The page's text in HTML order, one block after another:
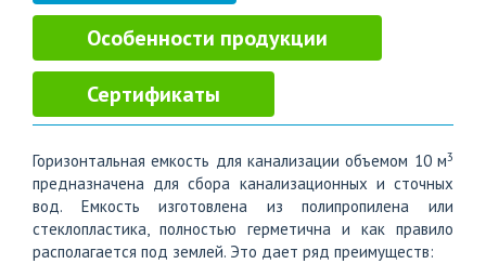
Особенности продукции
Сертификаты
Горизонтальная емкость для канализации объемом 10 м3
предназначена для сбора канализационных и сточных
вод. Емкость изготовлена из полипропилена или
стеклопластика, полностью герметична и как правило
располагается под землей. Это дает ряд преимуществ: